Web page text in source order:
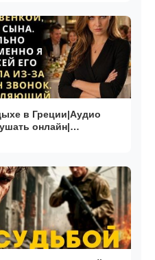
в Греции|Аудио
онлайн|